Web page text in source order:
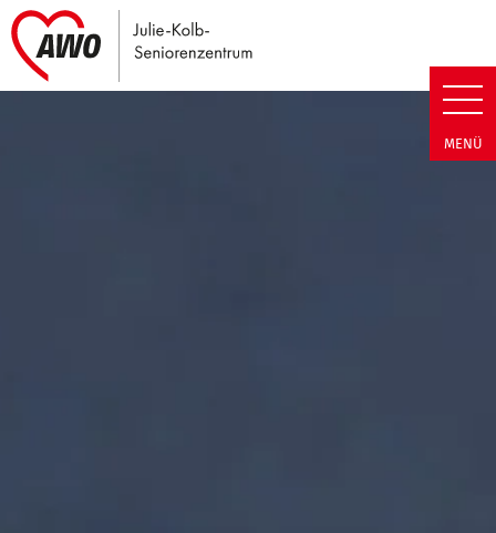
Julie-Kolb-Seniorenzentrum |
MENÜ